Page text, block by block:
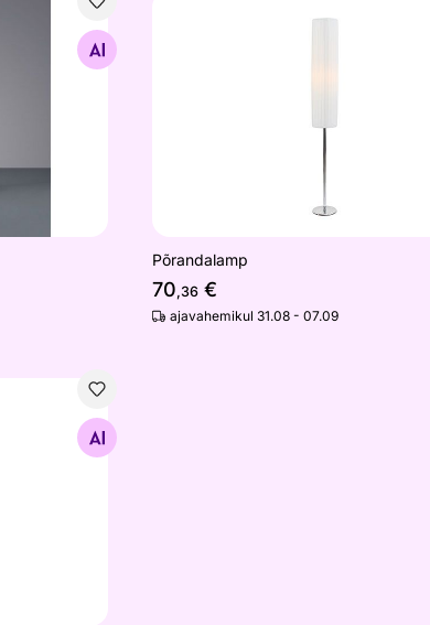
Põrandalamp
70,36€
ajavahemikul 31.08 - 07.09